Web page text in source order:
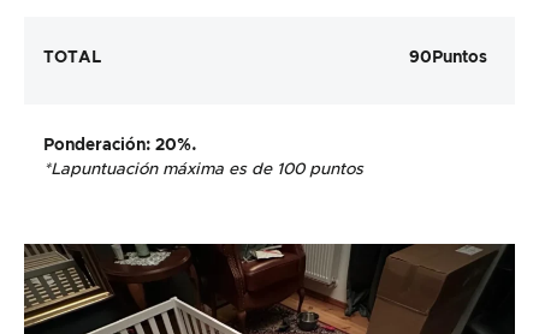
TOTAL 90 Puntos
Ponderación: 20%.
*Lapuntuación máxima es de 100 puntos